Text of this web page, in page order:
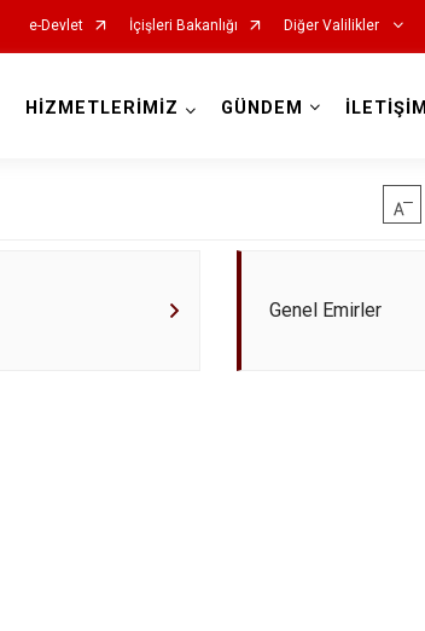
e-Devlet İçişleri Bakanlığı Diğer Valilikler
HİZMETLERİMİZ GÜNDEM İLETİŞİM
Genel Emirler